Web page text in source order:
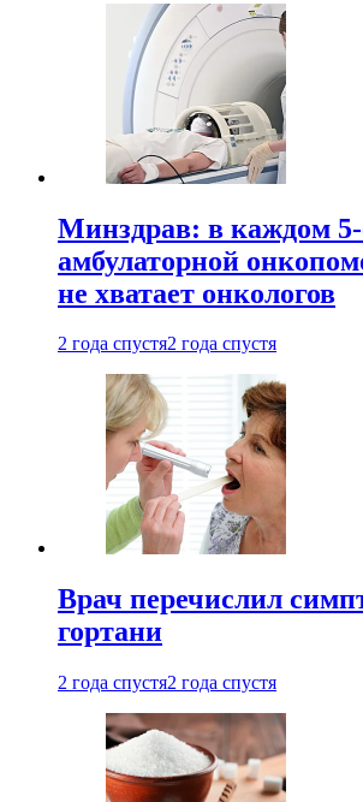
Минздрав: в каждом
амбулаторной
не хватает онкологов
2 года спустя2 года спустя
Врач перечислил
гортани
2 года спустя2 года спустя